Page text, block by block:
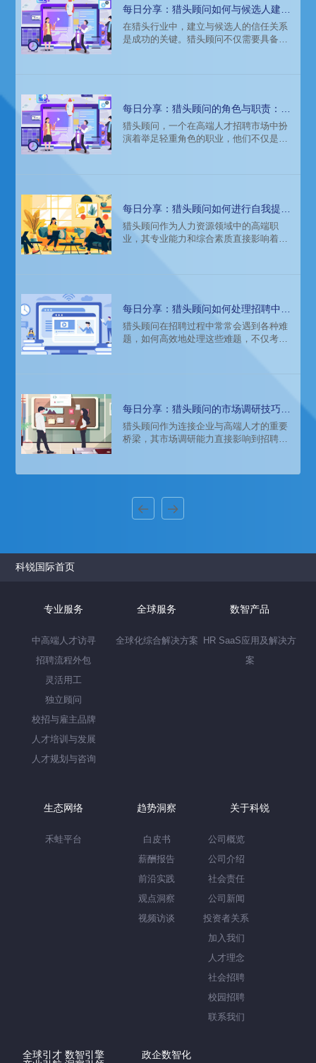
必须打破行业壁垒，采取跨行业招聘策
略，以更广阔的视野和更灵活的手段，为
企业寻访到最合适的人才。
每日分享：猎头顾问如何与候选人建立
信任关系：沟通的艺术
在猎头行业中，建立与候选人的信任关系
是成功的关键。猎头顾问不仅需要具备专
每日分享：猎头顾问的角色与职责：揭
秘高端人才招聘的背后
猎头顾问，一个在高端人才招聘市场中扮
演着举足轻重角色的职业，他们不仅是企
全貌。
每日分享：猎头顾问如何进行自我提升
与学习：终身成长的路径
猎头顾问作为人力资源领域中的高端职
业，其专业能力和综合素质直接影响着企
头顾问的终身成长路径。
每日分享：猎头顾问如何处理招聘中的
难题：实战经验分享
猎头顾问在招聘过程中常常会遇到各种难
题，如何高效地处理这些难题，不仅考验
每日分享：猎头顾问的市场调研技巧：
精准把握行业动态
猎头顾问作为连接企业与高端人才的重要
桥梁，其市场调研能力直接影响到招聘的
基本功，更是提升服务质量、赢得客户信
问在市场调研中的技巧，帮助其在复杂多
变的市场环境中游刃有余。
科锐国际首页
专业服务
中高端人才访寻
招聘流程外包
灵活用工
独立顾问
校招与雇主品牌
人才培训与发展
人才规划与咨询
全球服务
全球化综合解决方案
数智产品
HR SaaS应用及解决方
案
生态网络
禾蛙平台
趋势洞察
白皮书
薪酬报告
前沿实践
观点洞察
视频访谈
关于科锐
公司概览
公司介绍
社会责任
公司新闻
投资者关系
加入我们
人才理念
社会招聘
校园招聘
联系我们
全球引才 数智引擎
政企数智化